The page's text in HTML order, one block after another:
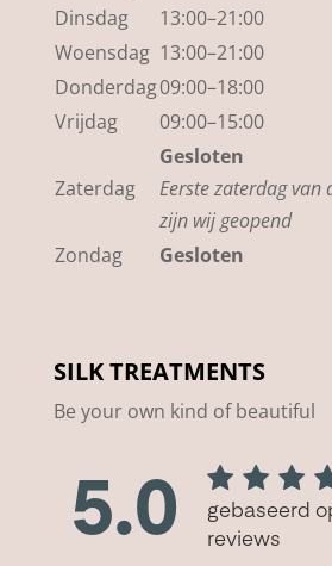
Dinsdag
13:00–21:00
Woensdag 13:00–21:00
Donderdag09:00–18:00
Vrijdag
09:00–15:00
Zaterdag
Gesloten
Eerste zaterdag
zijn wij geopend
Zondag
Gesloten
SILK TREATMENTS
Be your own kind of beautiful